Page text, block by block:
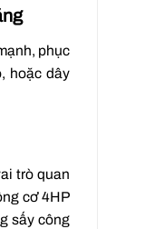
phục
hoặc dây
trò quan
cơ 4HP
sấy công